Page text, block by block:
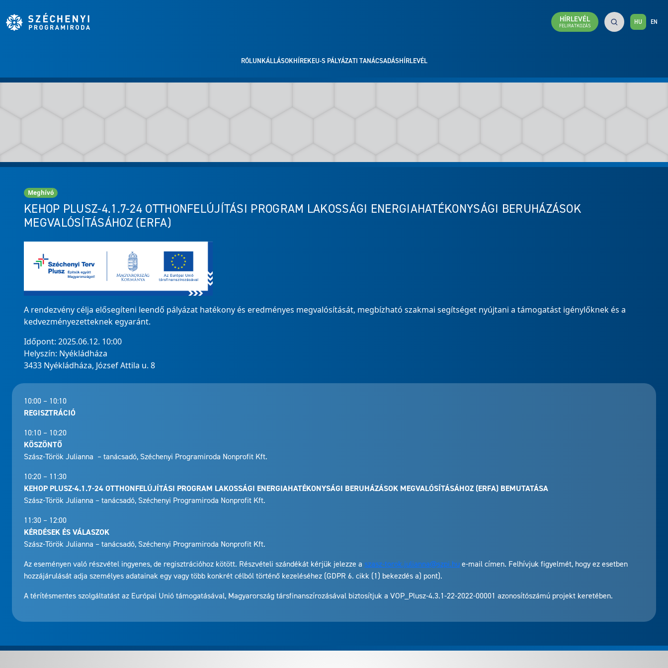
RÓLUNKÁLLÁSOKHÍREKEU-S PÁLYÁZATI TANÁCSADÁSHÍRLEVÉL
HÍRLEVÉL
FELIRATKOZÁS HU EN
Meghívó
KEHOP PLUSZ-4.1.7-24 OTTHONFELÚJÍTÁSI PROGRAM LAKOSSÁGI ENERGIAHATÉKONYSÁGI BERUHÁZÁSOK
MEGVALÓSÍTÁSÁHOZ (ERFA)
A rendezvény célja elősegíteni leendő pályázat hatékony és eredményes megvalósítását, megbízható szakmai segítséget nyújtani a támogatást igénylőknek és a
kedvezményezetteknek egyaránt.
Időpont: 2025.06.12. 10:00
Helyszín: Nyékládháza
3433 Nyékládháza, József Attila u. 8
10:00 – 10:10
REGISZTRÁCIÓ
10:10 – 10:20
KÖSZÖNTŐ
Szász-Török Julianna – tanácsadó, Széchenyi Programiroda Nonprofit Kft.
10:20 – 11:30
KEHOP PLUSZ-4.1.7-24 OTTHONFELÚJÍTÁSI PROGRAM LAKOSSÁGI ENERGIAHATÉKONYSÁGI BERUHÁZÁSOK MEGVALÓSÍTÁSÁHOZ (ERFA) BEMUTATÁSA
Szász-Török Julianna – tanácsadó, Széchenyi Programiroda Nonprofit Kft.
11:30 – 12:00
KÉRDÉSEK ÉS VÁLASZOK
Szász-Török Julianna – tanácsadó, Széchenyi Programiroda Nonprofit Kft.
Az eseményen való részvétel ingyenes, de regisztrációhoz kötött. Részvételi szándékát kérjük jelezze a szasz-torok.julianna@szpi.hue-mail címen. Felhívjuk figyelmét, hogy ez esetben
hozzájárulását adja személyes adatainak egy vagy több konkrét célból történő kezeléséhez (GDPR 6. cikk (1) bekezdés a) pont).
A térítésmentes szolgáltatást az Európai Unió támogatásával, Magyarország társfinanszírozásával biztosítjuk a VOP_Plusz-4.3.1-22-2022-00001 azonosítószámú projekt keretében.